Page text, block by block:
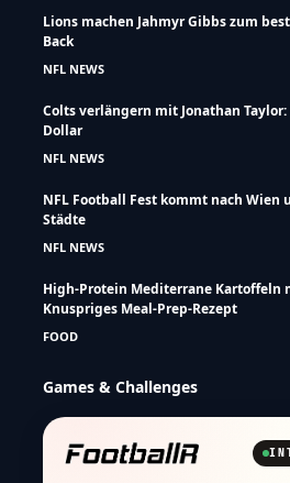
Lions machen Jahmyr Gibbs zum
Back
NFL NEWS
Colts verlängern mit Jonathan
Dollar
NFL NEWS
NFL Football Fest kommt nach Wien
Städte
NFL NEWS
High-Protein Mediterrane Kartoffeln
Knuspriges Meal-Prep-Rezept
FOOD
Games & Challenges